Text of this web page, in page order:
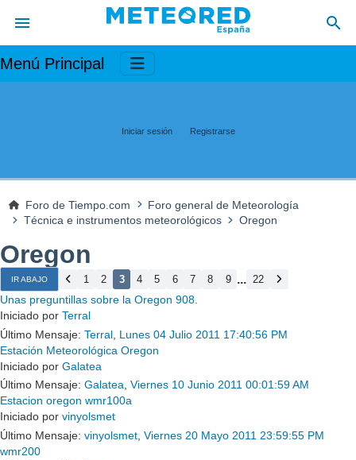
Menú Principal
Iniciar sesión Registrarse
Foro de Tiempo.com
Foro general de Meteorología
Técnica e instrumentos meteorológicos
Oregon
Oregon
IR ABAJO 1 2 3 4 5 6 7 8 9 ... 22
Unas preguntillas sobre la Oregon 908.
Iniciado por Terral
Último Mensaje: Terral Lunes 04 Julio 2011 17:40:56 PM
Estación Meteorológica Oregon
Iniciado por Galatea
Último Mensaje: Galatea, Viernes 10 Junio 2011 00:01:59 AM
Estacion oregon wmr100a
Iniciado por vinyolsmet
Último Mensaje: vinyolsmet Viernes 20 Mayo 2011 23:59:55 PM
wmr200